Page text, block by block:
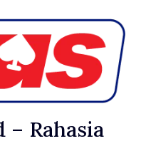
Rahasia